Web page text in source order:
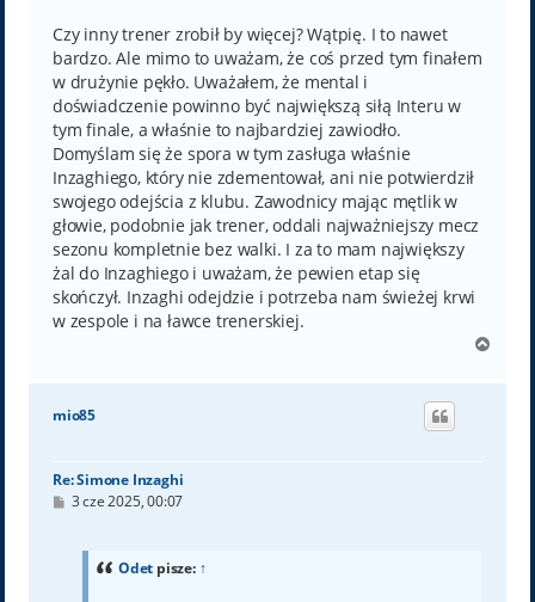
Czy inny trener zrobił by więcej? Wątpię. I to nawet
bardzo. Ale mimo to uważam, że coś przed tym finałem
w drużynie pękło. Uważałem, że mental i
doświadczenie powinno być największą siłą Interu w
tym finale, a właśnie to najbardziej zawiodło.
Domyślam się że spora w tym zasługa właśnie
Inzaghiego, który nie zdementował, ani nie potwierdził
swojego odejścia z klubu. Zawodnicy mając mętlik w
głowie, podobnie jak trener, oddali najważniejszy mecz
sezonu kompletnie bez walki. I za to mam największy
żal do Inzaghiego i uważam, że pewien etap się
skończył. Inzaghi odejdzie i potrzeba nam świeżej krwi
w zespole i na ławce trenerskiej.
g
mio85
Re: Simone Inzaghi
P3 cze 2025, 00:07
Odet pisze: ↑